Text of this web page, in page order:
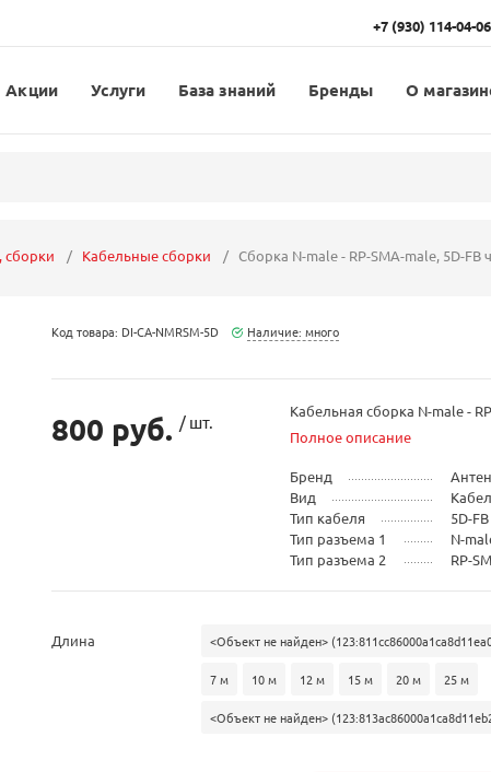
+7 (930) 114-04-06
Акции Услуги База знаний Бренды О
сборки Кабельные сборки Сборка N-male - RP-SMA-male, 5D-FB
Код товара: DI-CA-NMRSM-5D Наличие: много
800 руб. / шт.
Кабельная сборка N-male -
Полное описание
Бренд
Вид
Тип кабеля
5D-FB
Тип разъема 1
N-
Тип разъема 2
RP-
Длина <Объект не найден>
7 м 10 м 12 м 15 м 20 м 25 м
<Объект не найден>